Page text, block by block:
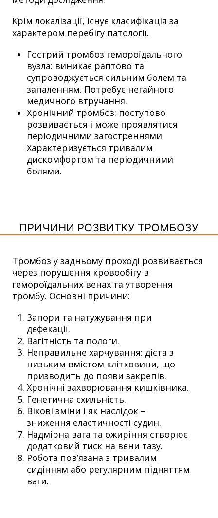
Крім локалізації, існує класифікація за
характером перебігу патології.
Гострий тромбоз гемороїдального
вузла: виникає раптово та
супроводжується сильним болем та
запаленням. Потребує негайного
медичного втручання.
Хронічний тромбоз: поступово
розвивається і може проявлятися
періодичними загостреннями.
Характеризується тривалим
дискомфортом та періодичними
болями.
ПРИЧИНИ РОЗВИТКУ ТРОМБОЗУ
Тромбоз у задньому проході розвивається
через порушення кровообігу в
гемороїдальних венах та утворення
тромбу. Основні причини:
Запори та натужування при
дефекації.
Вагітність та пологи.
Неправильне харчування: дієта з
низьким вмістом клітковини, що
призводить до появи закрепів.
Хронічні захворювання кишківника.
Генетична схильність.
Вікові зміни і як наслідок –
зниження еластичності судин.
Надмірна вага та ожиріння створює
додатковий тиск на вени тазу.
Робота пов’язана з тривалим
сидінням або регулярним підняттям
ваги.